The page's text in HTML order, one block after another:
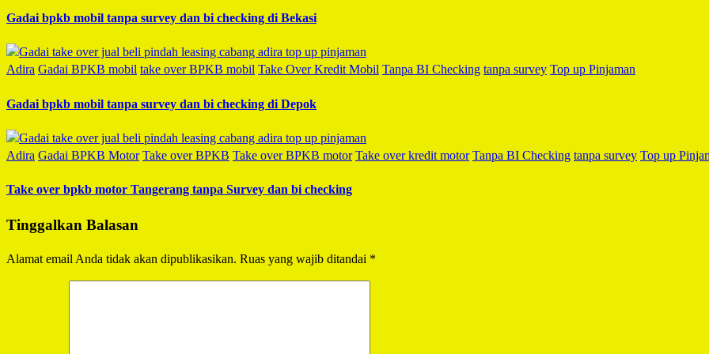
Gadai bpkb mobil tanpa survey dan bi checking di Bekasi
Adira Gadai BPKB mobil take over BPKB mobil Take Over Kredit Mobil Tanpa BI Checking tanpa survey Top up Pinjaman
Gadai bpkb mobil tanpa survey dan bi checking di Depok
Adira Gadai BPKB Motor Take over BPKB Take over BPKB motor Take over kredit motor Tanpa BI Checking tanpa survey Top up
Take over bpkb motor Tangerang tanpa Survey dan bi checking
Tinggalkan Balasan
Alamat email Anda tidak akan dipublikasikan. Ruas yang wajib ditandai *